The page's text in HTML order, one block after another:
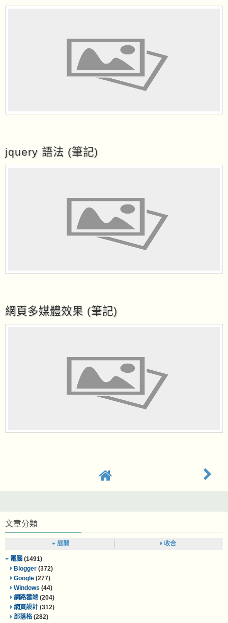
jquery 語法 (筆記)
網頁多媒體效果 (筆記)
文章分類
展開 收合
電腦 (1491)
Blogger (372)
Google (277)
Windows (44)
網路雲端(204)
網頁設計(312)
部落格(282)